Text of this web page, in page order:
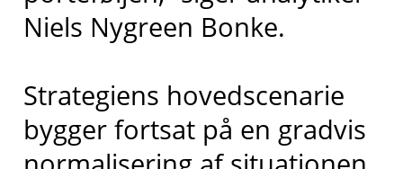
Niels Nygreen Bonke.
Strategiens hovedscenarie
bygger fortsat på en gradvis